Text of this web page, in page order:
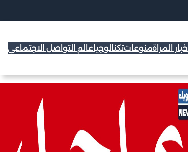
اخبار المراةمنوعاتتكنالوجياعالم التواصل الاجتماعي